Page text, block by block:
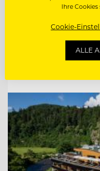
Ihre
Cookie-
ALLE